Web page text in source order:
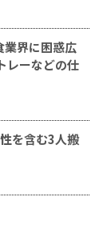
業界に困惑広
レーなどの仕
を含む3人搬